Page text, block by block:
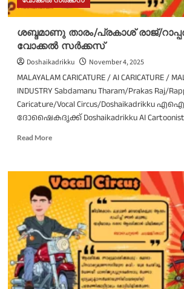
ശബ്ദമാണു താരം/പ്രകാശ് രാജ്/
വോക്കൽ സർക്കസ്
Doshaikadrikku November 4, 2025
MALAYALAM CARICATURE / AI CARICATURE /
INDUSTRY Sabdamanu Tharam/Prakas Raj/
Caricature/Vocal Circus/Doshaikadrikku
ദോഷൈകദൃക്ക് Doshaikadrikku AI
Read MoreRead
ശബ്ദമാണു
താരം/
പ്രകാശ്
രാജ്/
റാപ്പർ
വേടൻ/
വോക്കൽ
സർക്കസ്